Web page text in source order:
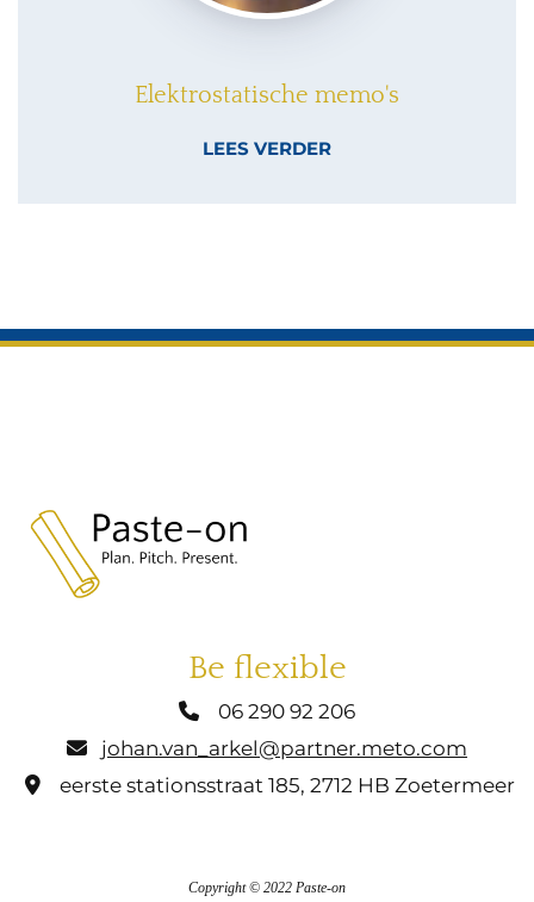
Elektrostatische memo's
LEES VERDER
Be flexible
 06 290 92 206
 johan.van_arkel@partner.meto.com
eerste stationsstraat 185, 2712 HB Zoetermeer
Copyright © 2022 Paste-on